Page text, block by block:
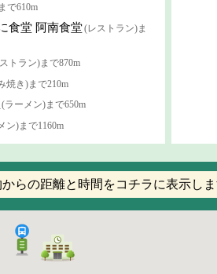
で610m
食堂 阿南食堂(レストラン)ま
トラン)まで870m
焼き)まで210m
(ラーメン)まで650m
ン)まで1160m
らの距離と時間をコチラに表示し